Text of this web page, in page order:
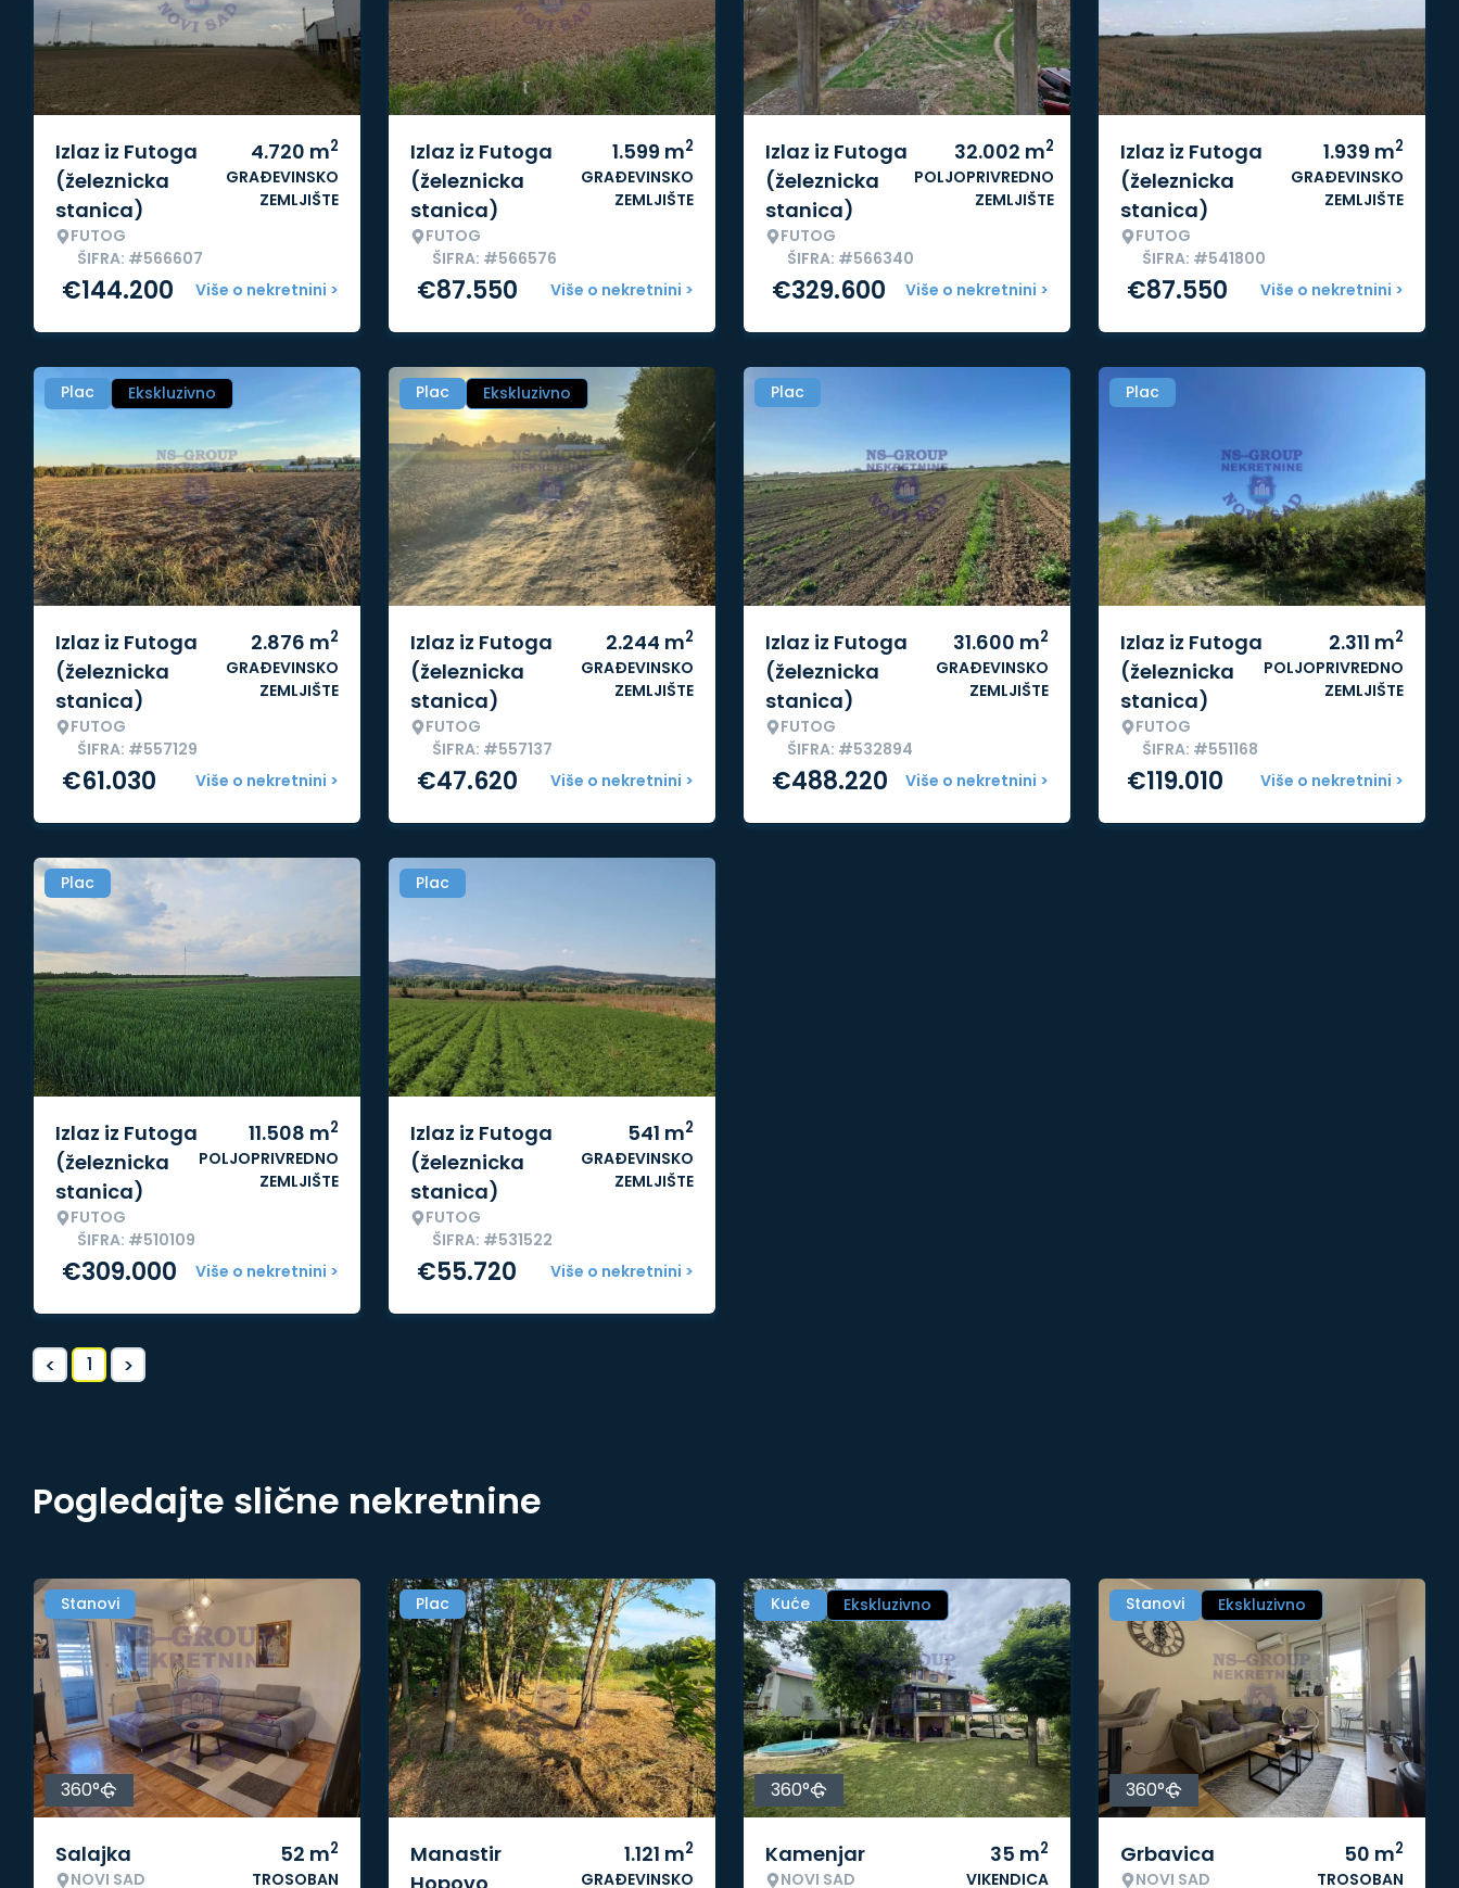
Izlaz iz Futoga
(železnicka
stanica)
FUTOG
ŠIFRA: #566607
4.720 m2
GRAĐEVINSKO
ZEMLJIŠTE
Više o nekretnini >
€144.200
Izlaz iz Futoga
(železnicka
stanica)
FUTOG
ŠIFRA: #566576
1.599 m2
GRAĐEVINSKO
ZEMLJIŠTE
Više o nekretnini >
€87.550
Izlaz iz Futoga
(železnicka
stanica)
FUTOG
ŠIFRA: #566340
32.002 m2
POLJOPRIVREDNO
ZEMLJIŠTE
Više o nekretnini >
€329.600
Izlaz iz Futoga
(železnicka
stanica)
FUTOG
ŠIFRA: #541800
1.939 m2
GRAĐEVINSKO
ZEMLJIŠTE
Više o nekretnini >
€87.550
Plac Ekskluzivno
Izlaz iz Futoga
(železnicka
stanica)
FUTOG
ŠIFRA: #557129
2.876 m2
GRAĐEVINSKO
ZEMLJIŠTE
Više o nekretnini >
€61.030
Plac Ekskluzivno
Izlaz iz Futoga
(železnicka
stanica)
FUTOG
ŠIFRA: #557137
2.244 m2
GRAĐEVINSKO
ZEMLJIŠTE
Više o nekretnini >
€47.620
Plac
Izlaz iz Futoga
(železnicka
stanica)
FUTOG
ŠIFRA: #532894
31.600 m2
GRAĐEVINSKO
ZEMLJIŠTE
Više o nekretnini >
€488.220
Plac
Izlaz iz Futoga
(železnicka
stanica)
FUTOG
ŠIFRA: #551168
2.311 m2
POLJOPRIVREDNO
ZEMLJIŠTE
Više o nekretnini >
€119.010
Plac
Izlaz iz Futoga
(železnicka
stanica)
FUTOG
ŠIFRA: #510109
11.508 m2
POLJOPRIVREDNO
ZEMLJIŠTE
Više o nekretnini >
€309.000
Plac
Izlaz iz Futoga
(železnicka
stanica)
FUTOG
ŠIFRA: #531522
541 m2
GRAĐEVINSKO
ZEMLJIŠTE
Više o nekretnini >
€55.720
< 1 >
Pogledajte slične nekretnine
Stanovi
360°
Salajka
NOVI SAD
52 m2
TROSOBAN
Plac
Manastir
1.121 m2
GRAĐEVINSKO
Kuće Ekskluzivno
360°
Kamenjar
NOVI SAD
35 m2
VIKENDICA
Stanovi Ekskluzivno
360°
Grbavica
NOVI SAD
50 m2
TROSOBAN